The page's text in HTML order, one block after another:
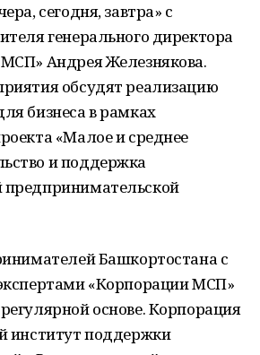
сегодня, завтра» с
генерального директора
Андрея Железнякова.
обсудят реализацию
бизнеса в рамках
«Малое и среднее
и поддержка
Башкортостана с
«Корпорации МСП»
основе. Корпорация
институт поддержки